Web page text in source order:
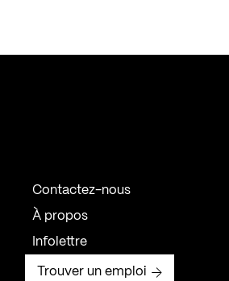
Contactez-nous
À propos
Infolettre
Trouver un emploi